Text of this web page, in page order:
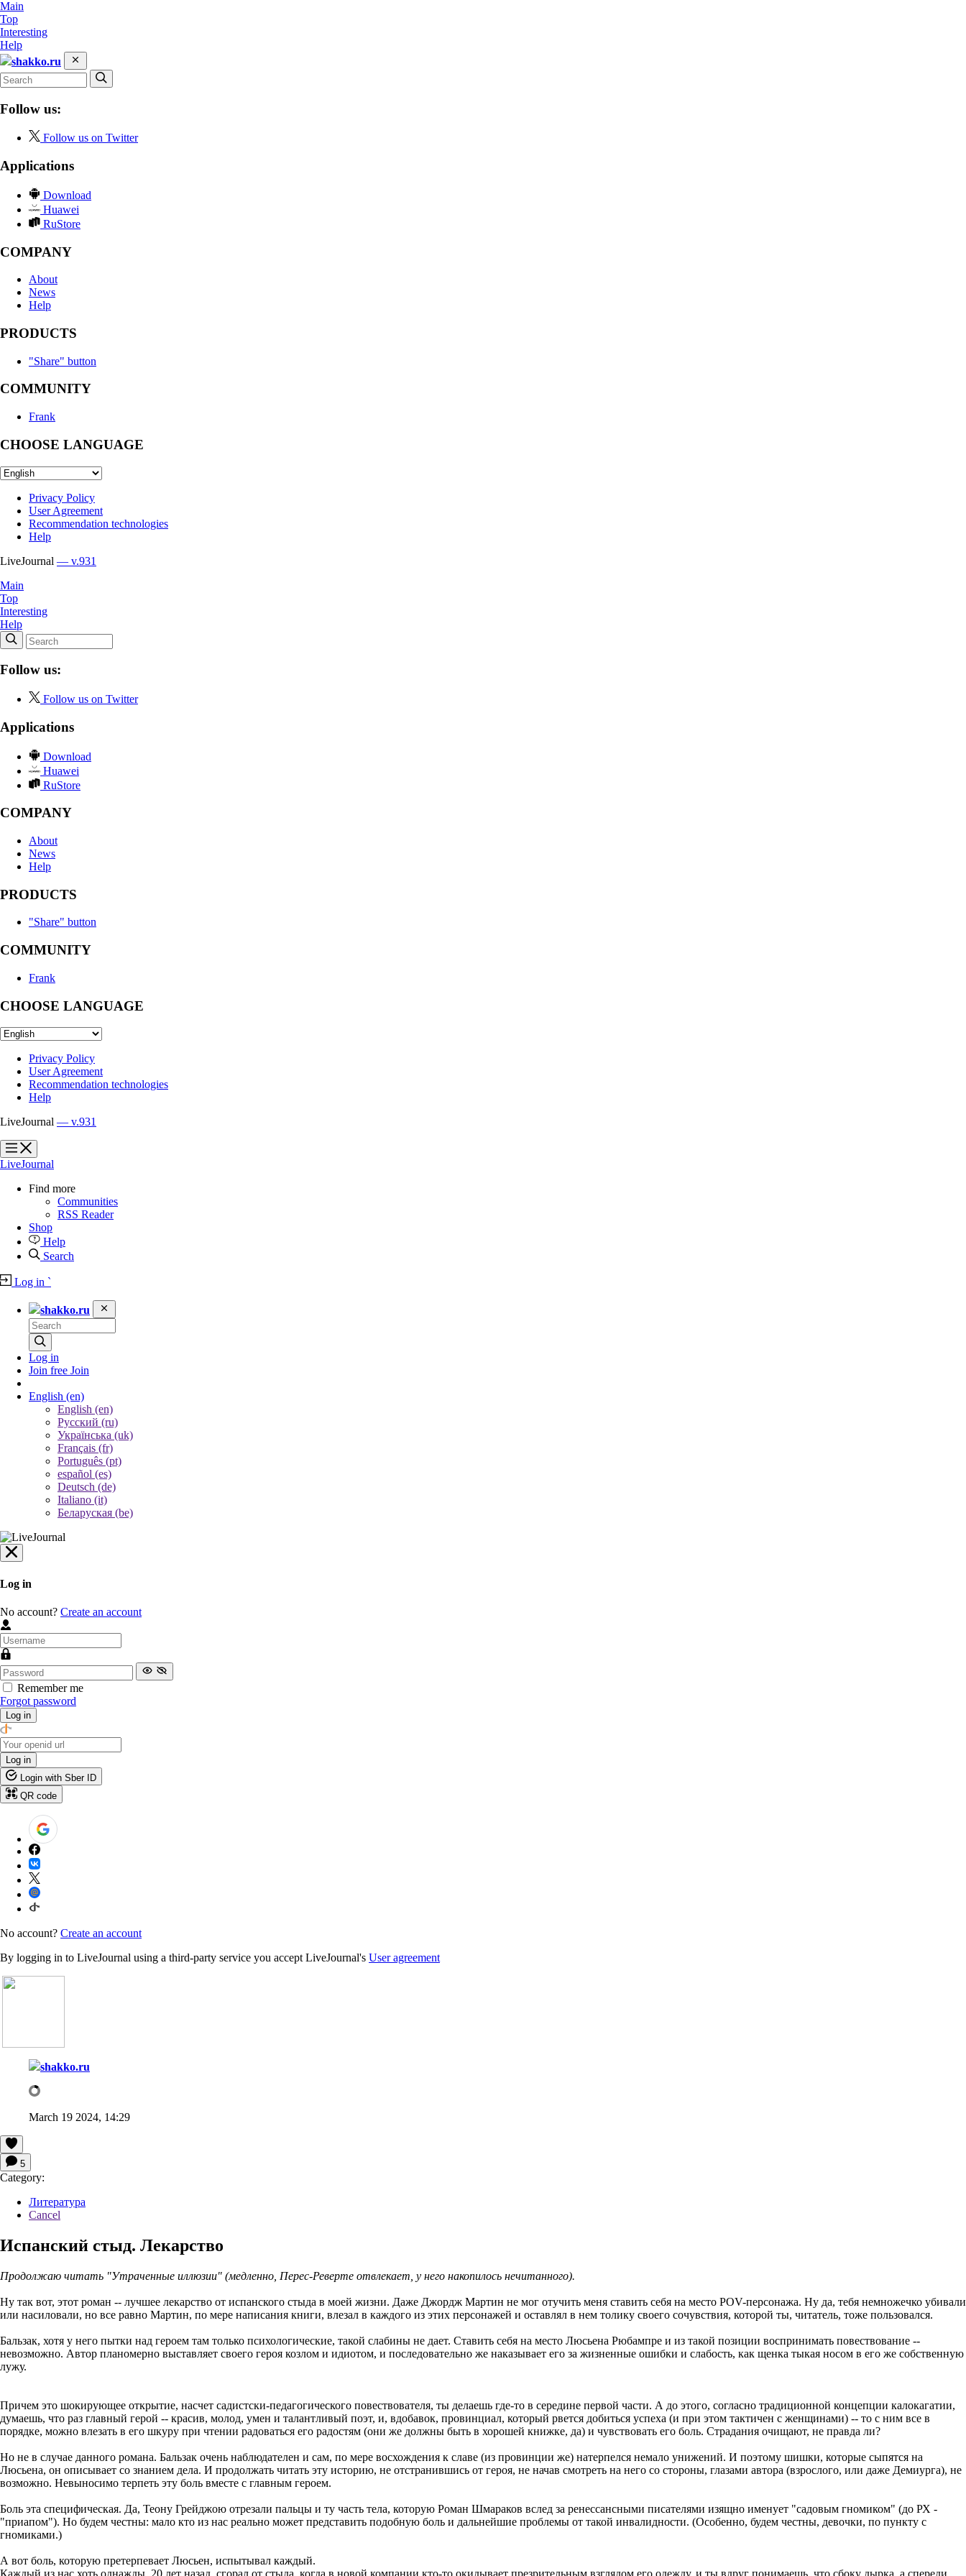
Main
Top
Interesting
Help
shakko.ru
Follow us:
Follow us on Twitter
Applications
Download
Huawei
RuStore
COMPANY
About
News
Help
PRODUCTS
"Share" button
COMMUNITY
Frank
CHOOSE LANGUAGE
Privacy Policy
User Agreement
Recommendation technologies
Help
LiveJournal — v.931
Main
Top
Interesting
Help
Follow us:
Follow us on Twitter
Applications
Download
Huawei
RuStore
COMPANY
About
News
Help
PRODUCTS
"Share" button
COMMUNITY
Frank
CHOOSE LANGUAGE
Privacy Policy
User Agreement
Recommendation technologies
Help
LiveJournal — v.931
?
?
LiveJournal
Find more
Communities
RSS Reader
Shop
Help
Search
Log in `
shakko.ru
Log in
Join free Join
English (en)
English (en)
Русский (ru)
Українська (uk)
Français (fr)
Português (pt)
español (es)
Deutsch (de)
Italiano (it)
Беларуская (be)
Log in
No account? Create an account
Remember me
Forgot password
Log in
Log in
Login with Sber ID
QR code
No account? Create an account
By logging in to LiveJournal using a third-party service you accept LiveJournal's User agreement
shakko.ru
March 19 2024, 14:29
5
Category:
Литература
Cancel
Испанский стыд. Лекарство
Продолжаю читать "Утраченные иллюзии" (медленно, Перес-Реверте отвлекает, у него накопилось нечитанного).
Ну так вот, этот роман -- лучшее лекарство от испанского стыда в моей жизни. Даже Джордж Мартин не мог отучить меня ставить себя на место POV-персонажа. Ну да, тебя немножечко убивали
или насиловали, но все равно Мартин, по мере написания книги, влезал в каждого из этих персонажей и оставлял в нем толику своего сочувствия, которой ты, читатель, тоже пользовался.
Бальзак, хотя у него пытки над героем там только психологические, такой слабины не дает. Ставить себя на место Люсьена Рюбампре и из такой позиции воспринимать повествование --
невозможно. Автор планомерно выставляет своего героя козлом и идиотом, и последовательно же наказывает его за жизненные ошибки и слабость, как щенка тыкая носом в его же собственную
лужу.
Причем это шокирующее открытие, насчет садистски-педагогического повествователя, ты делаешь где-то в середине первой части. А до этого, согласно традиционной концепции калокагатии,
думаешь, что раз главный герой -- красив, молод, умен и талантливый поэт, и, вдобавок, провинциал, который рвется добиться успеха (и при этом тактичен с женщинами) -- то с ним все в
порядке, можно влезать в его шкуру при чтении радоваться его радостям (они же должны быть в хорошей книжке, да) и чувствовать его боль. Страдания очищают, не правда ли?
Но не в случае данного романа. Бальзак очень наблюдателен и сам, по мере восхождения к славе (из провинции же) натерпелся немало унижений. И поэтому шишки, которые сыпятся на
Люсьена, он описывает со знанием дела. И продолжать читать эту историю, не отстранившись от героя, не начав смотреть на него со стороны, глазами автора (взрослого, или даже Демиурга), не
возможно. Невыносимо терпеть эту боль вместе с главным героем.
Боль эта специфическая. Да, Теону Грейджою отрезали пальцы и ту часть тела, которую Роман Шмараков вслед за ренессансными писателями изящно именует "садовым гномиком" (до РХ -
"приапом"). Но будем честны: мало кто из нас реально может представить подобную боль и дальнейшие проблемы от такой инвалидности. (Особенно, будем честны, девочки, по пункту с
гномиками.)
А вот боль, которую претерпевает Люсьен, испытывал каждый.
Каждый из нас хоть однажды, 20 лет назад, сгорал от стыда, когда в новой компании кто-то окидывает презрительным взглядом его одежду, и ты вдруг понимаешь, что сбоку дырка, а спереди